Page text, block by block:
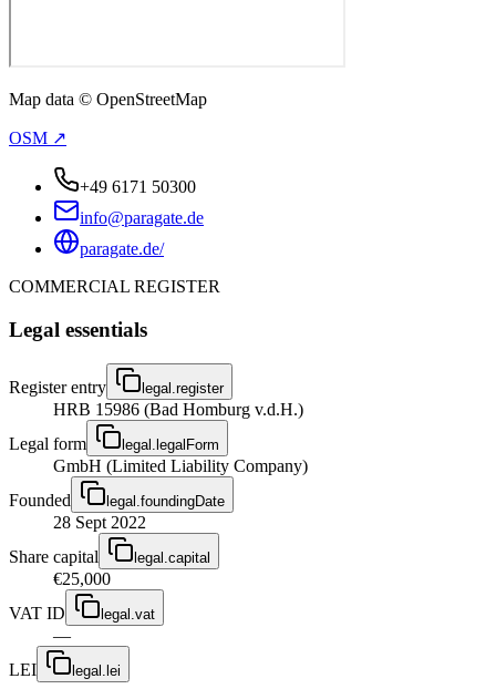
Map data © OpenStreetMap
OSM ↗
+49 6171 50300
info@paragate.de
paragate.de/
COMMERCIAL REGISTER
Legal essentials
Register entry legal.register
HRB 15986 (Bad Homburg v.d.H.)
Legal form
legal.legalForm
GmbH (Limited Liability Company)
Founded
legal.foundingDate
28 Sept 2022
Share capital
legal.capital
€25,000
VAT ID
legal.vat
—
LEI
legal.lei